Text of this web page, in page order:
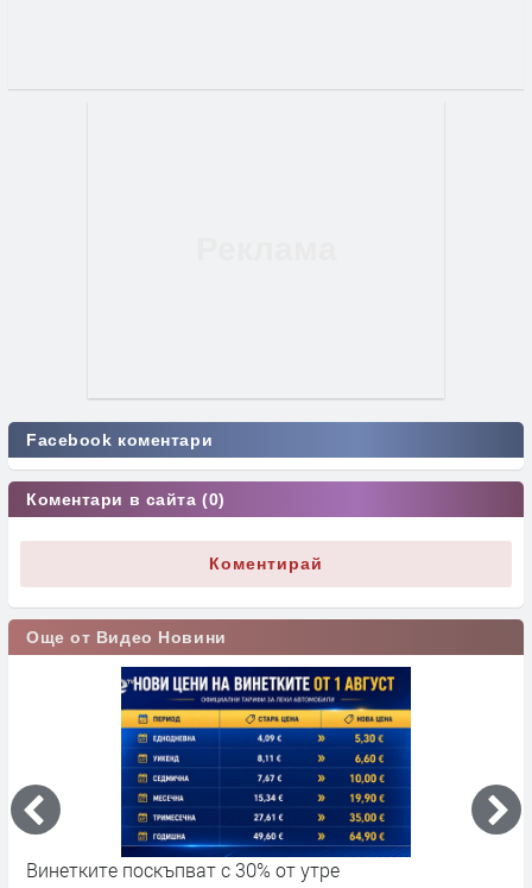
Facebook коментари
Коментари в сайта (0)
Коментирай
Още от Видео Новини
Винетките поскъпват с 30% от утре